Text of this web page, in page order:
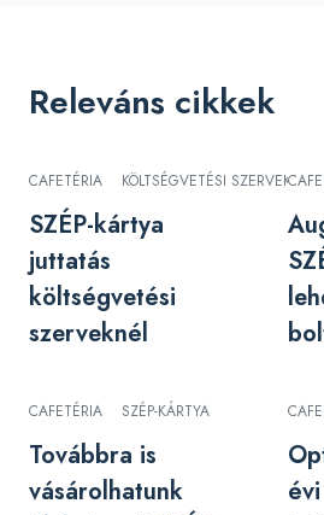
Releváns cikkek
CAFETÉRIA KÖLTSÉGVETÉSI SZERVEK
SZÉP-kártya
juttatás
költségvetési
szerveknél
CAFETÉRIA SZÉP-KÁRTYA
Továbbra is
vásárolhatunk